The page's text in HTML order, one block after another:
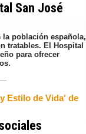
San José
la población española,
tratables. El Hospital
para ofrecer
Estilo de Vida' de